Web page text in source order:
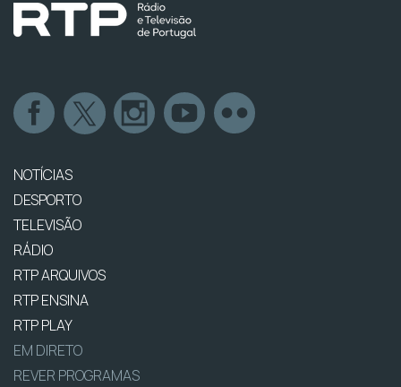
NOTÍCIAS
DESPORTO
TELEVISÃO
RÁDIO
RTP ARQUIVOS
RTP ENSINA
RTP PLAY
EM DIRETO
REVER PROGRAMAS